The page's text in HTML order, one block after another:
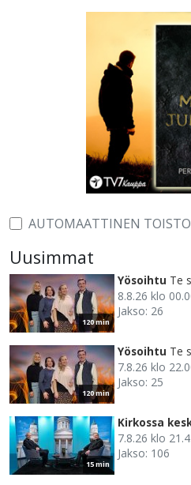
AUTOMAATTINEN TOISTO
Uusimmat
120 min
Yösoihtu Te
8.8.26 klo
Jakso: 26
120 min
Yösoihtu Te
7.8.26 klo
Jakso: 25
15 min
Kirkossa
7.8.26 klo
Jakso: 106